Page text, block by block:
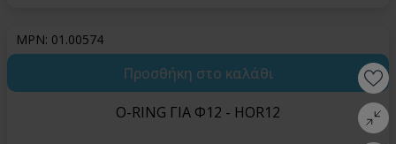
MPN: 01.00574
Προσθήκη στο καλάθι
O-RING ΓΙΑ Φ12 - HOR12